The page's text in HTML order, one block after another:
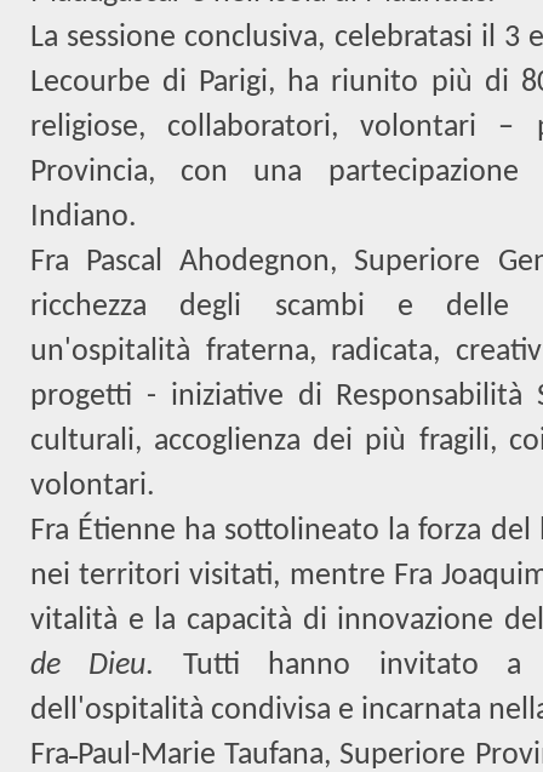
La sessione conclusiva, celebratasi il 3
Lecourbe di Parigi, ha riunito più di
religiose, collaboratori, volontari
Provincia, con una partecipazione
Indiano.
Fra Pascal Ahodegnon, Superiore
ricchezza degli scambi e delle
un'ospitalità fraterna, radicata,
progetti - iniziative di Responsabilità
culturali, accoglienza dei più fragili,
volontari.
Fra Étienne ha sottolineato la forza
nei territori visitati, mentre Fra
vitalità e la capacità di innovazione
de Dieu. Tutti hanno invitato a
dell'ospitalità condivisa e incarnata
Fra Paul-Marie Taufana, Superiore